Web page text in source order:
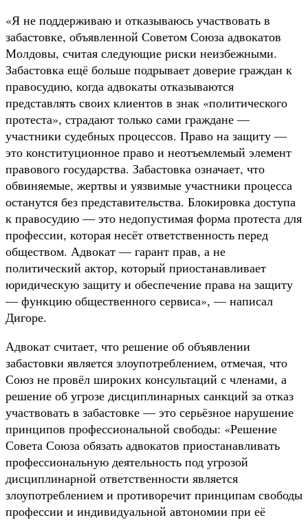
«Я не поддерживаю и отказываюсь участвовать в
забастовке, объявленной Советом Союза адвокатов
Молдовы, считая следующие риски неизбежными.
Забастовка ещё больше подрывает доверие граждан к
правосудию, когда адвокаты отказываются
представлять своих клиентов в знак «политического
протеста», страдают только сами граждане —
участники судебных процессов. Право на защиту —
это конституционное право и неотъемлемый элемент
правового государства. Забастовка означает, что
обвиняемые, жертвы и уязвимые участники процесса
останутся без представительства. Блокировка доступа
к правосудию — это недопустимая форма протеста для
профессии, которая несёт ответственность перед
обществом. Адвокат — гарант прав, а не
политический актор, который приостанавливает
юридическую защиту и обеспечение права на защиту
— функцию общественного сервиса», — написал
Дигоре.
Адвокат считает, что решение об объявлении
забастовки является злоупотреблением, отмечая, что
Союз не провёл широких консультаций с членами, а
решение об угрозе дисциплинарных санкций за отказ
участвовать в забастовке — это серьёзное нарушение
принципов профессиональной свободы: «Решение
Совета Союза обязать адвокатов приостанавливать
профессиональную деятельность под угрозой
дисциплинарной ответственности является
злоупотреблением и противоречит принципам свободы
профессии и индивидуальной автономии при её